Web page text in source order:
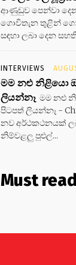
ආණුඩුව පෙන්වා
ගොවිතැන තුළින්
සඳහා ලබා දෙන
INTERVIEWS
මම නළු නිළියො
ලියන්නෑ මම නළු
පිටපත් ලියන්නෑ -
නව අර්ථකථනයක්
නිම්වළලු පුළුල්...
Must read